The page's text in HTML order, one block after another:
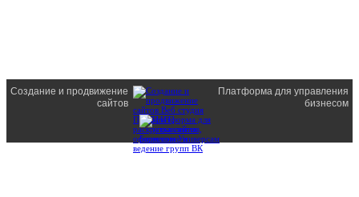
Создание и продвижение
сайтов
Платформа для управления
бизнесом